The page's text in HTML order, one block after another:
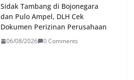
Sidak Tambang di Bojonegara
dan Pulo Ampel, DLH Cek
Dokumen Perizinan Perusahaan
06/08/2026 0 Comments